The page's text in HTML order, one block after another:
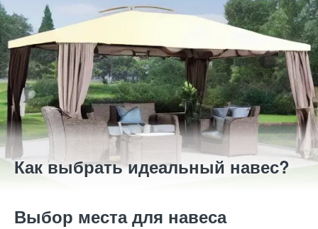
Как выбрать идеальный навес?
Выбор места для навеса